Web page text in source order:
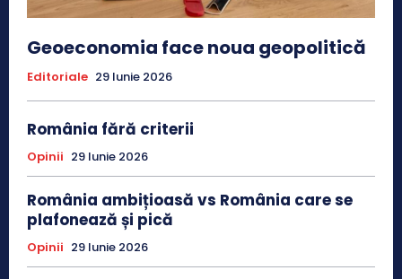
Geoeconomia face noua geopolitică
Editoriale 29 Iunie 2026
România fără criterii
Opinii 29 Iunie 2026
România ambițioasă vs România care se
plafonează și pică
Opinii 29 Iunie 2026